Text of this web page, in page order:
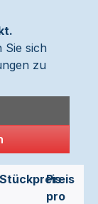
Sie sich
zu
StückpreisPreis
pro